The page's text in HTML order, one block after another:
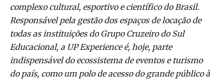
complexo cultural, esportivo e científico do Brasil.
Responsável pela gestão dos espaços de locação de
todas as instituições do Grupo Cruzeiro do Sul
Educacional, a UP Experience é, hoje, parte
indispensável do ecossistema de eventos e turismo
do país, como um polo de acesso do grande público à